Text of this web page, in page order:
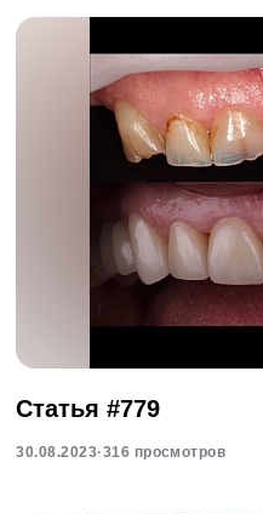
Статья #779
30.08.2023·316 просмотров